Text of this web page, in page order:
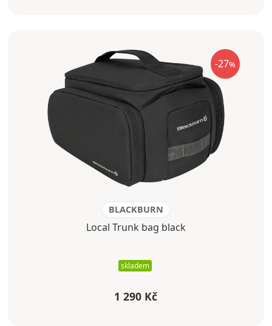
-27%
BLACKBURN
Local Trunk bag black
skladem
1 290 Kč